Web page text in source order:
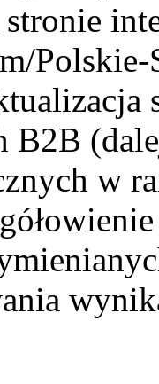
Polskie-
B2B
w